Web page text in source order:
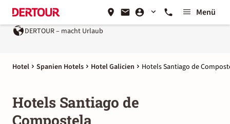
Menü
DERTOUR – macht Urlaub
Hotel Spanien Hotels Hotel Galicien Hotels Santiago de
Hotels Santiago de
Compostela